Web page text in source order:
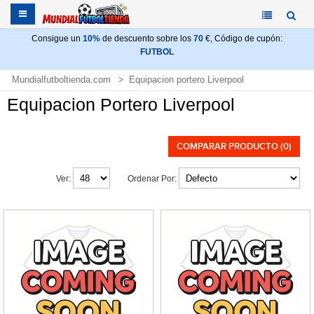
Consigue un 10% de descuento sobre los 70 €, Código de cupón:
FUTBOL
Mundialfutboltienda.com Equipacion portero Liverpool
Equipacion Portero Liverpool
COMPARAR PRODUCTO (0)
Ordenar Por:
Ver: